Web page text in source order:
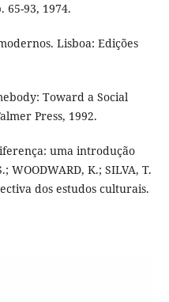
65-93, 1974.
Lisboa: Edições
Toward a Social
Press, 1992.
uma introdução
K.; SILVA, T.
dos estudos culturais.